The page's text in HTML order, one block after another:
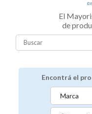
El
de
Encontrá el